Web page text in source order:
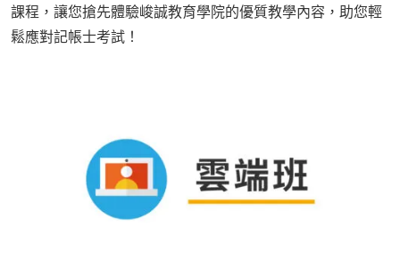
課程，讓您搶先體驗峻誠教育學院的優質教學內容，助您輕
鬆應對記帳士考試！